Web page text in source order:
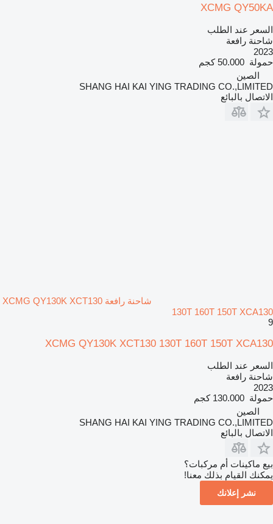
XCMG QY50KA
السعر عند الطلب
شاحنة رافعة
2023
حمولة 50.000 كجم
الصين
SHANG HAI KAI YING TRADING CO.,LIMITED
الاتصال بالبائع
شاحنة رافعة XCMG QY130K XCT130
130T 160T 150T XCA130
9
XCMG QY130K XCT130 130T 160T 150T XCA130
السعر عند الطلب
شاحنة رافعة
2023
حمولة 130.000 كجم
الصين
SHANG HAI KAI YING TRADING CO.,LIMITED
الاتصال بالبائع
بيع ماكينات أم مركبات؟
يمكنك القيام بذلك معنا!
نشر إعلانك